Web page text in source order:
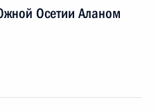
Осетии Аланом